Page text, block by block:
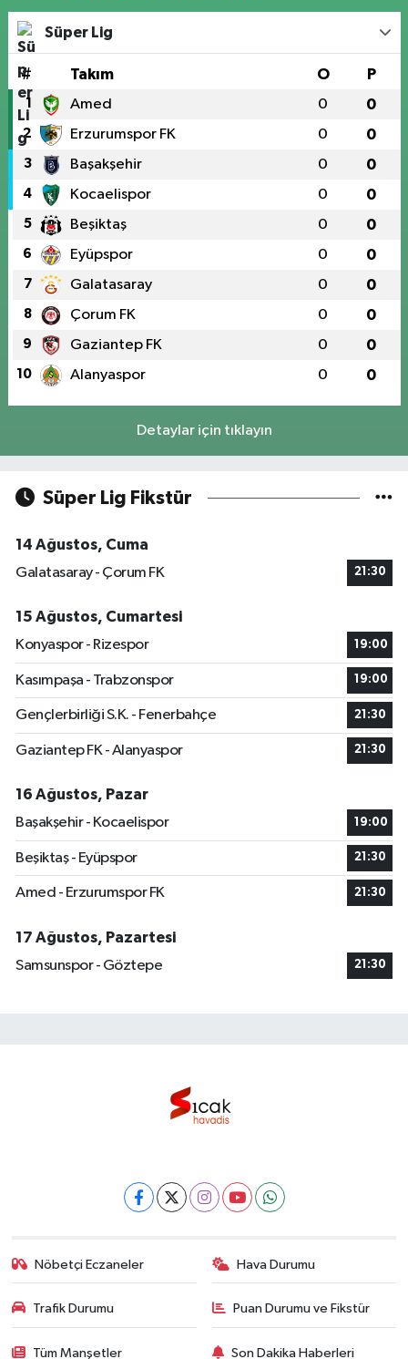
Süper Lig
# Takım O P
1 Amed 0 0
2 Erzurumspor FK 0 0
3 Başakşehir 0 0
4 Kocaelispor 0 0
5 Beşiktaş 0 0
6 Eyüpspor 0 0
7 Galatasaray 0 0
8 Çorum FK 0 0
9 Gaziantep FK 0 0
10 Alanyaspor 0 0
Detaylar için tıklayın
Süper Lig Fikstür
14 Ağustos, Cuma
Galatasaray - Çorum FK
21:30
15 Ağustos, Cumartesi
Konyaspor - Rizespor
19:00
Kasımpaşa - Trabzonspor 19:00
Gençlerbirliği S.K. - Fenerbahçe 21:30
Gaziantep FK - Alanyaspor 21:30
16 Ağustos, Pazar
Başakşehir - Kocaelispor
19:00
Beşiktaş - Eyüpspor 21:30
Amed - Erzurumspor FK 21:30
17 Ağustos, Pazartesi
Samsunspor - Göztepe
21:30
Nöbetçi Eczaneler Hava Durumu
Trafik Durumu Puan Durumu ve Fikstür
Tüm Manşetler Son Dakika Haberleri